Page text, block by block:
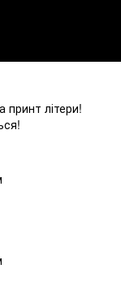
принт літери!